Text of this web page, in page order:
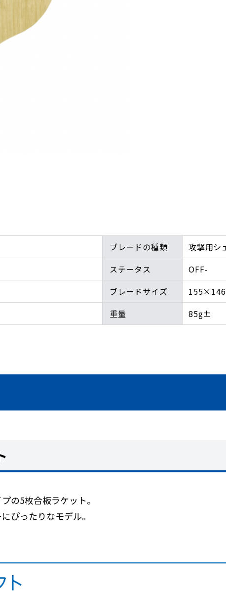
ブレードの種類
攻撃用シ
ステータス
OFF-
ブレードサイズ
重量 85g±
の5枚合板ラケット。
ぴったりなモデル。